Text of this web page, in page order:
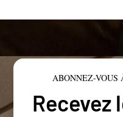
ABONNEZ-
Recevez